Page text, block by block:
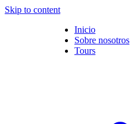
Skip to content
Inicio
Sobre nosotros
Tours